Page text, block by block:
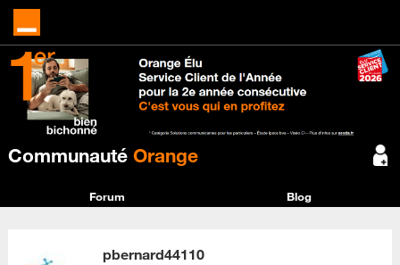
Communauté Orange
Forum Blog
pbernard44110